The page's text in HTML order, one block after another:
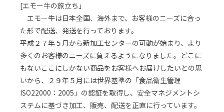
[エモー牛の旅立ち」
エモー牛は日本全国、海外まで、お客様のニーズに合っ
た形で配送、発送を行っております。
平成２７年５月から新加工センターの可動が始まり、より
多くのお客様のニーズに負えるようになりました。どこに
もないここにしかない商品をお客様へお届けしたいとの思
いから、２９年５月には世界基準の「食品衛生管理
ISO22000：2005」の認証を取得し、安全マネジメントシ
ステムに基づき加工、販売、配送を正直に行っています。